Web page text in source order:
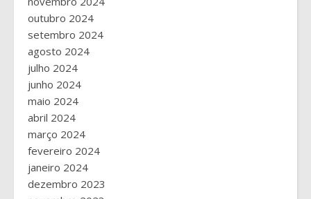
outubro 2024
setembro 2024
agosto 2024
julho 2024
junho 2024
maio 2024
abril 2024
março 2024
fevereiro 2024
janeiro 2024
dezembro 2023